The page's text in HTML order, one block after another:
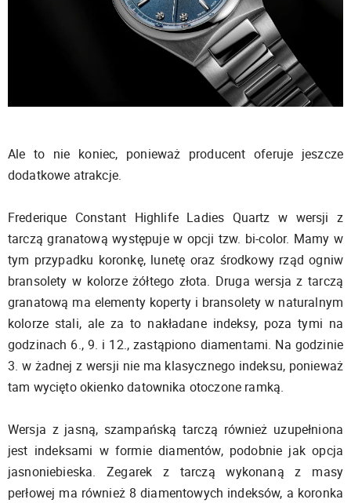
Ale to nie koniec, ponieważ producent oferuje jeszcze
dodatkowe atrakcje.
Frederique Constant Highlife Ladies Quartz w wersji z
tarczą granatową występuje w opcji tzw. bi-color. Mamy w
tym przypadku koronkę, lunetę oraz środkowy rząd ogniw
bransolety w kolorze żółtego złota. Druga wersja z tarczą
granatową ma elementy koperty i bransolety w naturalnym
kolorze stali, ale za to nakładane indeksy, poza tymi na
godzinach 6., 9. i 12., zastąpiono diamentami. Na godzinie
3. w żadnej z wersji nie ma klasycznego indeksu, ponieważ
tam wycięto okienko datownika otoczone ramką.
Wersja z jasną, szampańską tarczą również uzupełniona
jest indeksami w formie diamentów, podobnie jak opcja
jasnoniebieska. Zegarek z tarczą wykonaną z masy
perłowej ma również 8 diamentowych indeksów, a koronka